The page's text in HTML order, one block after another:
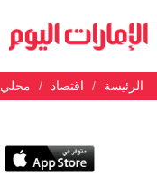
الرئيسة اقتصاد محلي